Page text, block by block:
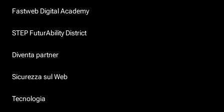
Fastweb Digital Academy
STEP FuturAbility District
Diventa partner
Sicurezza sul Web
Tecnologia